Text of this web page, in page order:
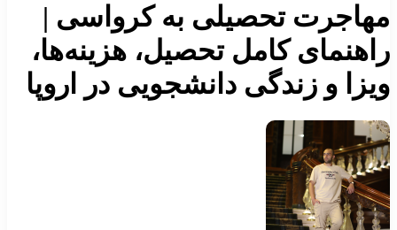
تحصیلی به کرواسی |
کامل تحصیل، هزینه‌ها،
و زندگی دانشجویی در اروپا